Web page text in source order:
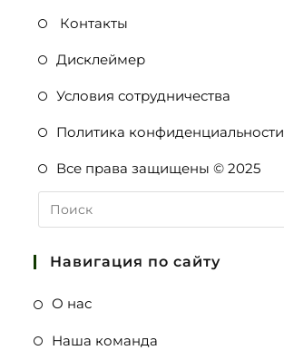
Контакты
Дисклеймер
Условия сотрудничества
Политика конфиденциальности
Все права защищены © 2025
Навигация по сайту
О нас
Наша команда